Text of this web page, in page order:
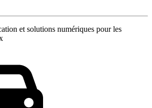
et solutions numériques pour les